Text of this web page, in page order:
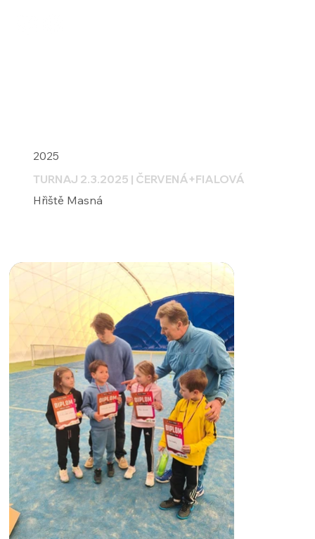
Hřiště Masná
TURNAJ 2.3.2025 | ČERVENÁ+FIALOVÁ
2025